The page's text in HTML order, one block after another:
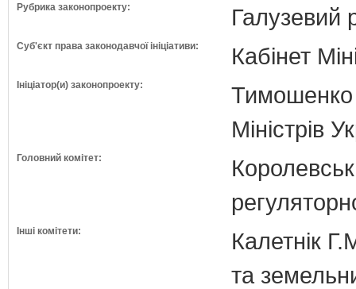
Рубрика законопроекту: Галузевий
Суб'єкт права законодавчої ініціативи: Кабінет
Ініціатор(и) законопроекту:
Тимошенко
Міністрів
Головний комітет:
Інші комітети:
Калетнік
та